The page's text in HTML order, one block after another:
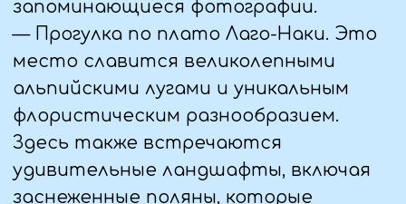
6 ДЕНЬ (21.07.25)
— Посещение комплекса термальных
бассейнов ВОДНАЯ РИВЬЕРА со
минерализованной водой.
градусов , отличный способ
расслабиться и восстановить силы!
— Выезд обратно домой.